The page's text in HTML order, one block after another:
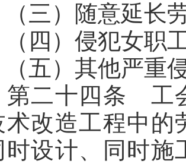
）随意延长劳
）侵犯女职工
）其他严重侵
十四条 工会
术改造工程中的
时设计、同时施